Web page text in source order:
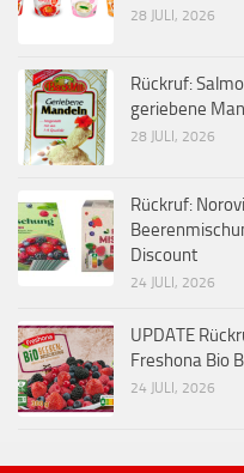
28 JULI, 2026
Rückruf:
geriebene
28 JULI, 2026
Rückruf:
Discount
24 JULI, 2026
UPDATE
Freshona Bio
24 JULI, 2026